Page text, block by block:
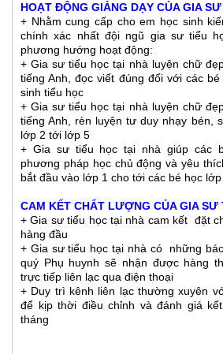
HOẠT ĐỘNG GIẢNG DẠY CỦA GIA
+ Nhằm cung cấp cho em học sinh
chính xác nhất đội ngũ gia sư tiểu
phương hướng hoạt động:
+ Gia sư tiểu học tại nhà luyện chữ
tiếng Anh, đọc viết đúng đối với các
sinh tiểu học
+ Gia sư tiểu học tại nhà luyện chữ
tiếng Anh, rèn luyện tư duy nhạy bén,
lớp 2 tới lớp 5
+ Gia sư tiểu học tại nhà giúp các
phương pháp học chủ động và yêu
bắt đầu vào lớp 1 cho tới các bé học
CAM KẾT CHẤT LƯỢNG CỦA GIA SƯ
+ Gia sư tiểu học tại nhà cam kết đặt
hàng đầu
+ Gia sư tiểu học tại nhà có những
quý Phụ huynh sẽ nhận được hàng
trực tiếp liên lạc qua điện thoại
+ Duy trì kênh liên lạc thường xuyên
để kịp thời điều chỉnh và đánh giá
tháng